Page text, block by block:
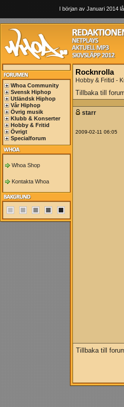
I början av Januari 2014
Whoa Community
Svensk Hiphop
Utländsk Hiphop
Vår Hiphop
Övrig musik
Klubb & Konserter
Hobby & Fritid
Övrigt
Specialforum
Whoa Shop
Kontakta Whoa
Rocknrolla
Hobby & Fritid -
Tillbaka till
starr
2009-02-11 06:05
Tillbaka till